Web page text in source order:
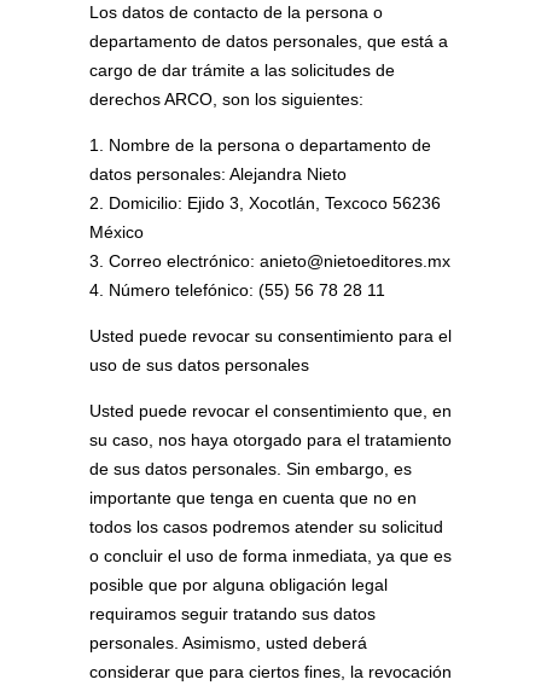
Los datos de contacto de la persona o
departamento de datos personales, que está a
cargo de dar trámite a las solicitudes de
derechos ARCO, son los siguientes:
1. Nombre de la persona o departamento de
datos personales: Alejandra Nieto
2. Domicilio: Ejido 3, Xocotlán, Texcoco 56236
México
3. Correo electrónico: anieto@nietoeditores.mx
4. Número telefónico: (55) 56 78 28 11
Usted puede revocar su consentimiento para el
uso de sus datos personales
Usted puede revocar el consentimiento que, en
su caso, nos haya otorgado para el tratamiento
de sus datos personales. Sin embargo, es
importante que tenga en cuenta que no en
todos los casos podremos atender su solicitud
o concluir el uso de forma inmediata, ya que es
posible que por alguna obligación legal
requiramos seguir tratando sus datos
personales. Asimismo, usted deberá
considerar que para ciertos fines, la revocación